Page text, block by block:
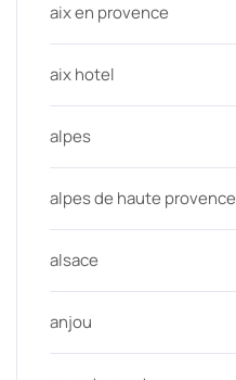
aix en provence
aix hotel
alpes
alpes de haute provence
alsace
anjou